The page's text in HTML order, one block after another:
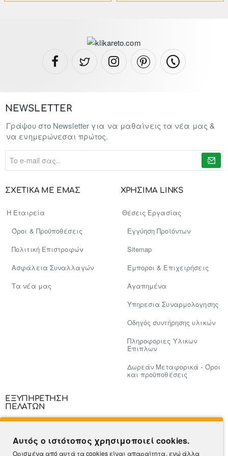
ΣΧΕΤΙΚΑ ΜΕ ΕΜΑΣ
Η Εταιρεία
Όροι & Προϋποθέσεις
Πολιτική Επιστροφών
Ασφάλεια Συναλλαγών
Tα νέα μας
ΧΡΗΣΙΜΑ LINKS
Θέσεις Εργασίας
Εγγύηση Προϊόντων
Sitemap
Έμποροι & Επιχειρήσεις
Αγαπημένα
Υπηρεσια Συναρμολογησης
Οδηγός συντήρησης υλικών
Πληροφοριες Υλικων
Επιπλων
Δωρεάν Μεταφορικά - Όροι
και προϋποθέσεις
ΕΞΥΠΗΡΕΤΗΣΗ
ΠΕΛΑΤΩΝ
Τρόποι Πληρωμής
NEWSLETTER
Γράψου στο Newsletter για να μαθαίνεις τα νέα μας &
να ενημερώνεσαι πρώτος.
σας..
Αυτός ο ιστότοπος χρησιμοποιεί cookies.
Ορισμένα από αυτά τα cookies είναι απαραίτητα, ενώ άλλα